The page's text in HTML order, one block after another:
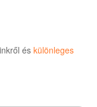
és különleges